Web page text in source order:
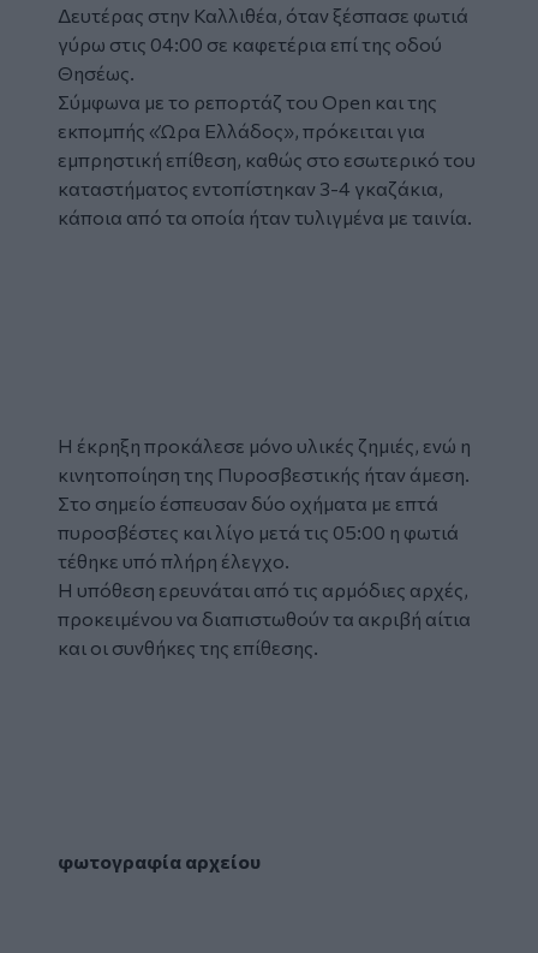
Δευτέρας στην Καλλιθέα, όταν ξέσπασε φωτιά
γύρω στις 04:00 σε καφετέρια επί της οδού
Θησέως.
Σύμφωνα με το ρεπορτάζ του Open και της
εκπομπής «Ώρα Ελλάδος», πρόκειται για
εμπρηστική επίθεση, καθώς στο εσωτερικό του
καταστήματος εντοπίστηκαν 3-4 γκαζάκια,
κάποια από τα οποία ήταν τυλιγμένα με ταινία.
Η έκρηξη προκάλεσε μόνο υλικές ζημιές, ενώ η
κινητοποίηση της Πυροσβεστικής ήταν άμεση.
Στο σημείο έσπευσαν δύο οχήματα με επτά
πυροσβέστες και λίγο μετά τις 05:00 η φωτιά
τέθηκε υπό πλήρη έλεγχο.
Η υπόθεση ερευνάται από τις αρμόδιες αρχές,
προκειμένου να διαπιστωθούν τα ακριβή αίτια
και οι συνθήκες της επίθεσης.
φωτογραφία αρχείου